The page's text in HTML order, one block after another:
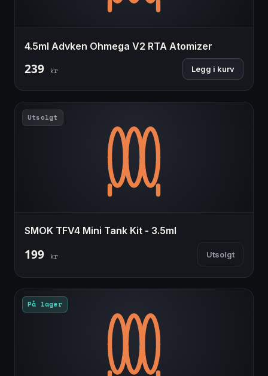
4.5ml Advken Ohmega V2 RTA Atomizer
239 kr Legg i kurv
Utsolgt
SMOK TFV4 Mini Tank Kit - 3.5ml
199 kr Utsolgt
På lager